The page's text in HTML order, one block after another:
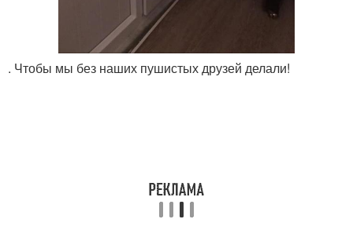
. Чтобы мы без наших пушистых друзей делали!